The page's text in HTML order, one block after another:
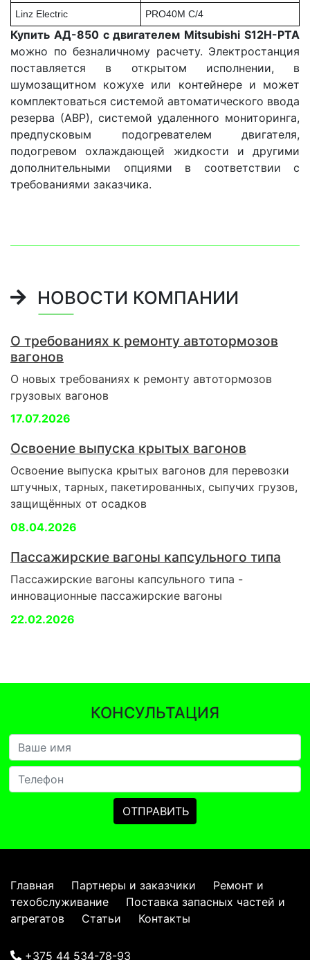
Linz Electric PRO40M C/4
Купить АД-850 с двигателем Mitsubishi S12H-PTA
можно по безналичному расчету. Электростанция
поставляется в открытом исполнении, в
шумозащитном кожухе или контейнере и может
комплектоваться системой автоматического ввода
резерва (АВР), системой удаленного мониторинга,
предпусковым подогревателем двигателя,
подогревом охлаждающей жидкости и другими
дополнительными опциями в соответствии с
требованиями заказчика.
НОВОСТИ КОМПАНИИ
О требованиях к ремонту автотормозов
вагонов
О новых требованиях к ремонту автотормозов
грузовых вагонов
17.07.2026
Освоение выпуска крытых вагонов
Освоение выпуска крытых вагонов для перевозки
штучных, тарных, пакетированных, сыпучих грузов,
защищённых от осадков
08.04.2026
Пассажирские вагоны капсульного типа
Пассажирские вагоны капсульного типа -
инновационные пассажирские вагоны
22.02.2026
КОНСУЛЬТАЦИЯ
Главная Партнеры и заказчики
Ремонт и
техобслуживание
Поставка запасных частей и
агрегатов
Статьи Контакты
+375 44 534-78-93